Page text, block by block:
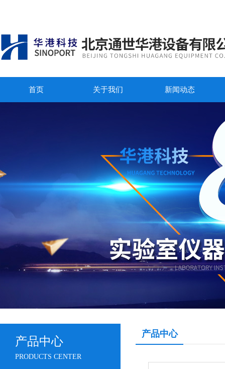
首页 关于我们 新闻动态
产品中心
PRODUCTS CENTER
产品中心